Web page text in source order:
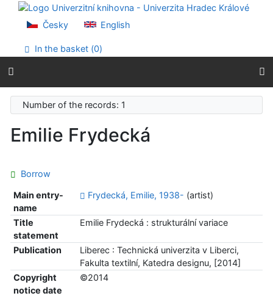
Go to content
Go to menu
Accessibility declaration
Česky English
In the basket (0)
Number of the records: 1
Emilie Frydecká
Borrow
Main entry-
name
Frydecká, Emilie, 1938- (artist)
Title
statement
Emilie Frydecká : strukturální variace
Publication
Liberec : Technická univerzita v Liberci,
Fakulta textilní, Katedra designu, [2014]
Copyright
notice date
©2014